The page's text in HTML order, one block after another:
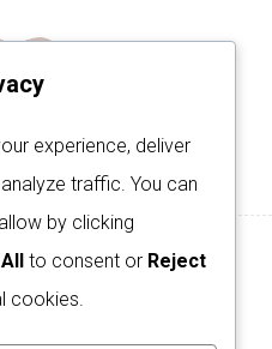
CONTACT
experience, deliver
traffic. You can
by clicking
to consent or Reject
cookies.